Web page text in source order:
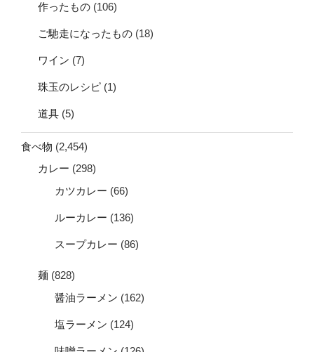
作ったもの (106)
ご馳走になったもの (18)
ワイン (7)
珠玉のレシピ (1)
道具 (5)
食べ物 (2,454)
カレー (298)
カツカレー (66)
ルーカレー (136)
スープカレー (86)
麺 (828)
醤油ラーメン (162)
塩ラーメン (124)